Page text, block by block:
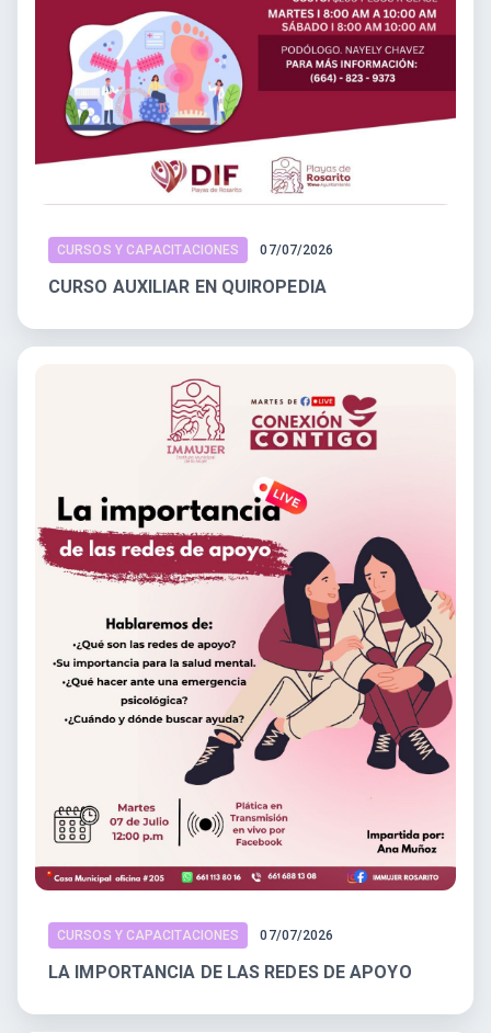
CURSOS Y CAPACITACIONES 07/07/2026
CURSO AUXILIAR EN QUIROPEDIA
CURSOS Y CAPACITACIONES 07/07/2026
LA IMPORTANCIA DE LAS REDES DE APOYO